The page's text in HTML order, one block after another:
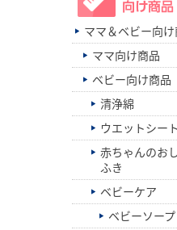
ママ＆ベビー向
ママ向け商品
ベビー向け商品
清浄綿
ウエットシート
赤ちゃんのお
ふき
ベビーケア
ベビーソープ